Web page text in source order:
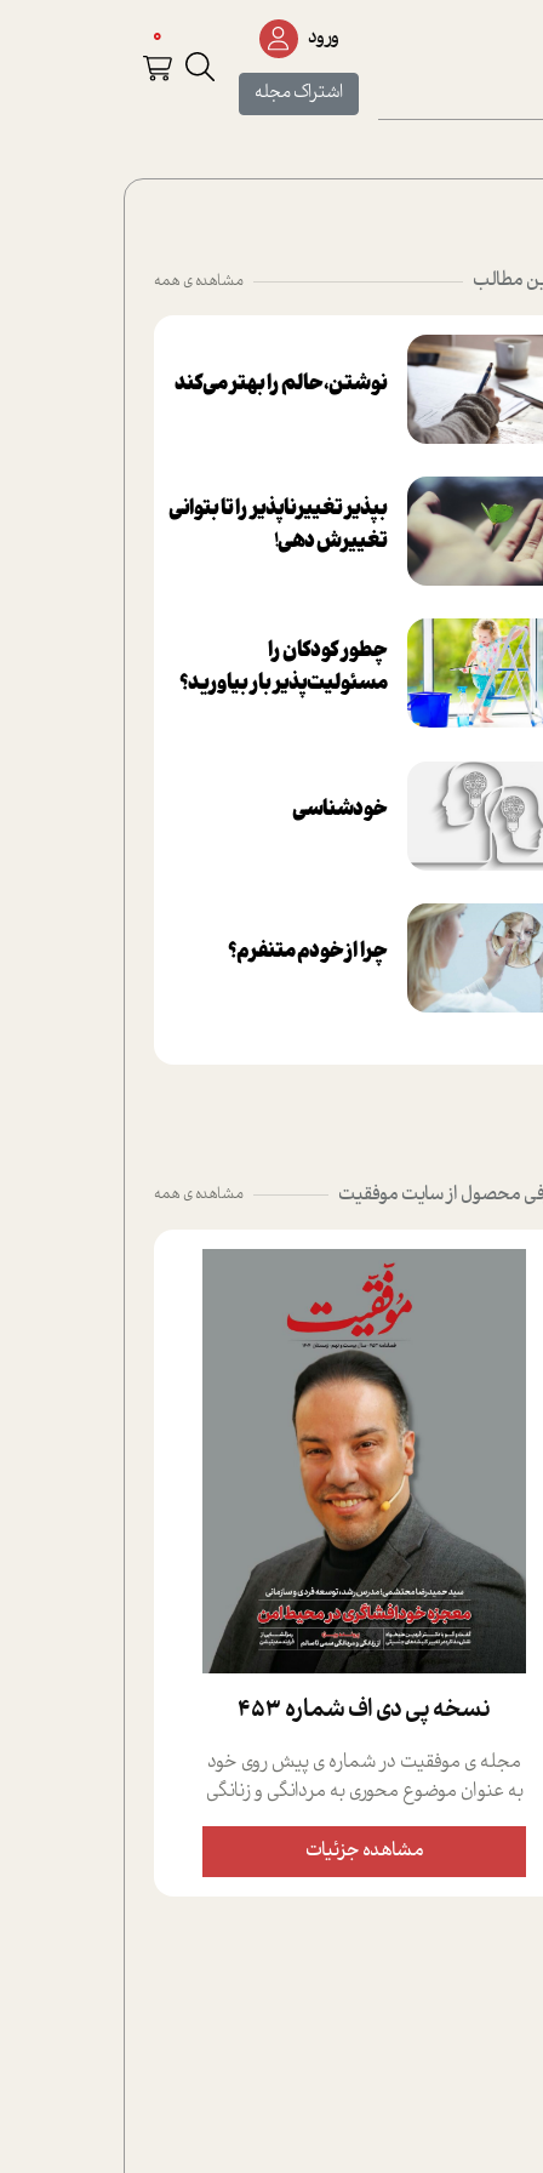
ورود
اشتراک مجله
0
مطالب مشاهده ی همه
نوشتن، حالم را بهتر می‌کند
بپذير تغييرناپذير را تا بتواني
تغييرش دهي!‏
چطور کودکان را
مسئولیت‌پذیر بار بیاورید؟
خودشناسی
چرا از خودم متنفرم؟
محصول از سایت موفقیت مشاهده ی همه
نسخه پي دي اف شماره 453
مجله ی موفقیت در شماره ی پیش روی خود
به عنوان موضوع محوری به مردانگی و زنانگی
سمی پرداخته است؛ علاوه بر این که؛ گفت و
گویی اختصاصی داشته ایم با فردین علیخواه،
جامعه شناس در بخش های مختلف تلاش
مشاهده جزئیات